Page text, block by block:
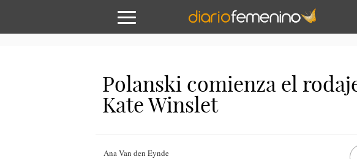
Polanski comienza el
Kate Winslet
Ana Van den Eynde